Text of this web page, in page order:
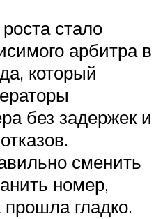
стало
арбитра в
который
без задержек и
сменить
номер,
гладко.